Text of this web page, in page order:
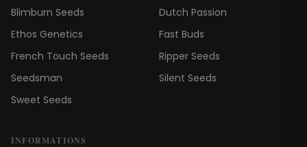
Blimburn Seeds
Dutch Passion
Ethos Genetics
Fast Buds
French Touch Seeds
Ripper Seeds
Seedsman
Silent Seeds
Sweet Seeds
INFORMATIONS